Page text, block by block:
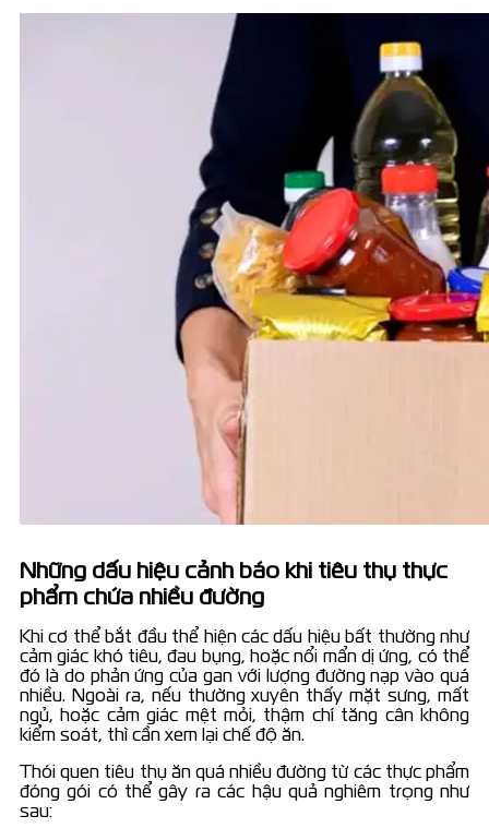
Những dấu hiệu cảnh báo khi tiêu thụ thực
phẩm chứa nhiều đường
Khi cơ thể bắt đầu thể hiện các dấu hiệu bất thường như
cảm giác khó tiêu, đau bụng, hoặc nổi mẩn dị ứng, có thể
đó là do phản ứng của gan với lượng đường nạp vào quá
nhiều. Ngoài ra, nếu thường xuyên thấy mặt sưng, mất
ngủ, hoặc cảm giác mệt mỏi, thậm chí tăng cân không
kiểm soát, thì cần xem lại chế độ ăn.
Thói quen tiêu thụ ăn quá nhiều đường từ các thực phẩm
đóng gói có thể gây ra các hậu quả nghiêm trọng như
sau: